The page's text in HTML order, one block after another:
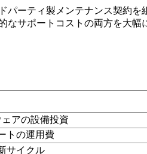
パーティ製メンテナンス契約
なサポートコストの両方を大幅
アの設備投資
トの運用費
サイクル